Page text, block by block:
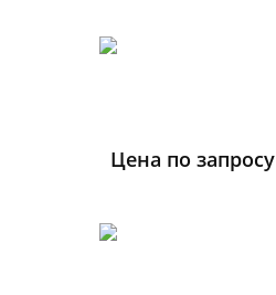
Цена по запросу